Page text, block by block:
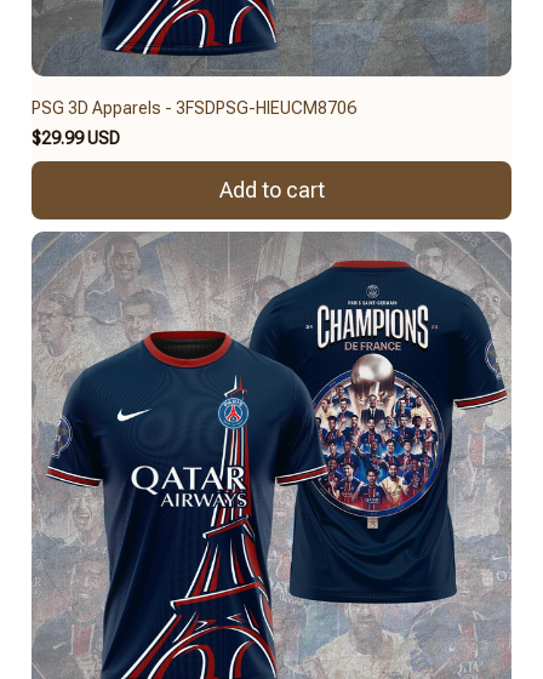
PSG 3D Apparels - 3FSDPSG-HIEUCM8706
$29.99 USD
Add to cart